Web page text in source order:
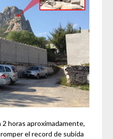
horas aproximadamente,
el record de subida